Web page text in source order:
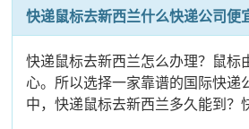
快递鼠标去新西兰什么快递公司便
快递鼠标去新西兰怎么办理？鼠
心。所以选择一家靠谱的国际快
中，快递鼠标去新西兰多久能到